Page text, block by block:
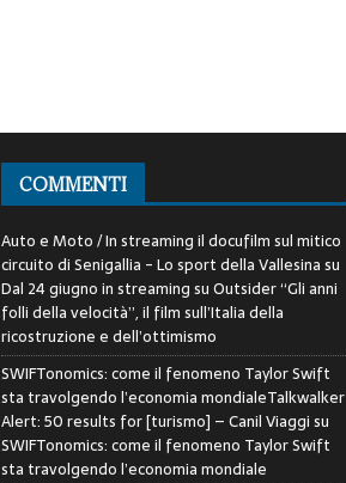
COMMENTI
Auto e Moto / In streaming il docufilm sul mitico
circuito di Senigallia - Lo sport della Vallesinasu
Dal 24 giugno in streaming su Outsider “Gli anni
folli della velocità”, il film sull’Italia della
ricostruzione e dell’ottimismo
SWIFTonomics: come il fenomeno Taylor Swift
sta travolgendo l’economia mondialeTalkwalker
Alert: 50 results for [turismo] – Canil Viaggisu
SWIFTonomics: come il fenomeno Taylor Swift
sta travolgendo l’economia mondiale